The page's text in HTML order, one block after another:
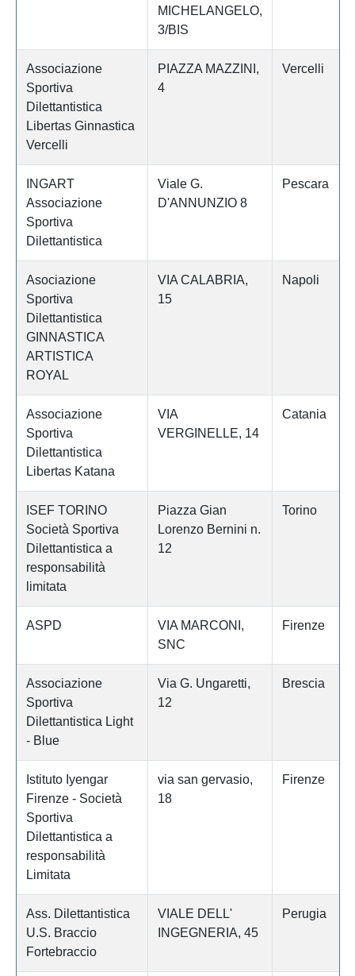
MICHELANGELO,
3/BIS
Associazione
Sportiva
Dilettantistica
Libertas Ginnastica
Vercelli
PIAZZA MAZZINI,
4
Vercelli
INGART
Associazione
Sportiva
Dilettantistica
Viale G.
D'ANNUNZIO 8
Pescara
Asociazione
Sportiva
Dilettantistica
GINNASTICA
ARTISTICA
ROYAL
VIA CALABRIA,
15
Napoli
Associazione
Sportiva
Dilettantistica
Libertas Katana
VIA
VERGINELLE, 14
Catania
ISEF TORINO
Società Sportiva
Dilettantistica a
responsabilità
limitata
Piazza Gian
Lorenzo Bernini n.
12
Torino
ASPD
VIA MARCONI,
SNC
Firenze
Associazione
Sportiva
Dilettantistica Light
- Blue
Via G. Ungaretti,
12
Brescia
Istituto Iyengar
Firenze - Società
Sportiva
Dilettantistica a
responsabilità
Limitata
via san gervasio,
18
Firenze
Ass. Dilettantistica
U.S. Braccio
Fortebraccio
VIALE DELL'
INGEGNERIA, 45
Perugia